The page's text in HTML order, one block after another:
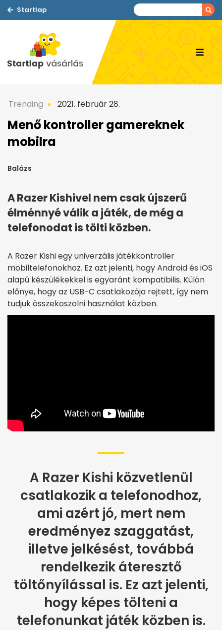
Startlap
Trending 2021. február 28.
Menő kontroller gamereknek
mobilra
Balázs
A Razer Kishivel nem csak újszerű
élménnyé válik a játék, de még a
telefonodat is tölti közben.
A Razer Kishi egy univerzális játékkontroller
mobiltelefonokhoz. Ez azt jelenti, hogy Android és iOS
alapú készülékekkel is egyaránt kompatibilis. Külön
előnye, hogy az USB-C csatlakozója rejtett, így nem
tudjuk összekoszolni használat közben.
A Razer Kishi közvetlenül
csatlakozik a telefonodhoz,
ami azért jó, mert nem
eredményez szaggatást,
illetve jelkésést, továbbá
rendelkezik áteresztő
töltőnyílással is. Ez azt jelenti,
hogy képes tölteni a
telefonunkat játék közben is.